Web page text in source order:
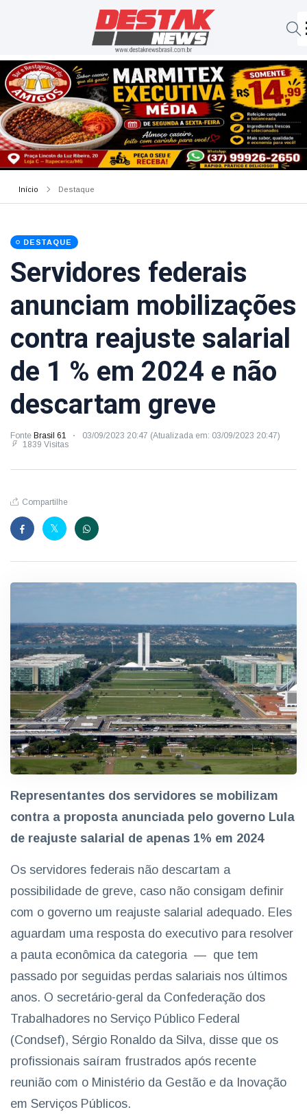
Início Destaque
DESTAQUE
Servidores federais
anunciam mobilizações
contra reajuste salarial
de 1 % em 2024 e não
descartam greve
Fonte Brasil 61
03/09/2023 20:47 (Atualizada em: 03/09/2023 20:47)
1839 Visitas
Compartilhe
Representantes dos servidores se mobilizam
contra a proposta anunciada pelo governo Lula
de reajuste salarial de apenas 1% em 2024
Os servidores federais não descartam a
possibilidade de greve, caso não consigam definir
com o governo um reajuste salarial adequado. Eles
aguardam uma resposta do executivo para resolver
a pauta econômica da categoria — que tem
passado por seguidas perdas salariais nos últimos
anos. O secretário-geral da Confederação dos
Trabalhadores no Serviço Público Federal
(Condsef), Sérgio Ronaldo da Silva, disse que os
profissionais saíram frustrados após recente
reunião com o Ministério da Gestão e da Inovação
em Serviços Públicos.